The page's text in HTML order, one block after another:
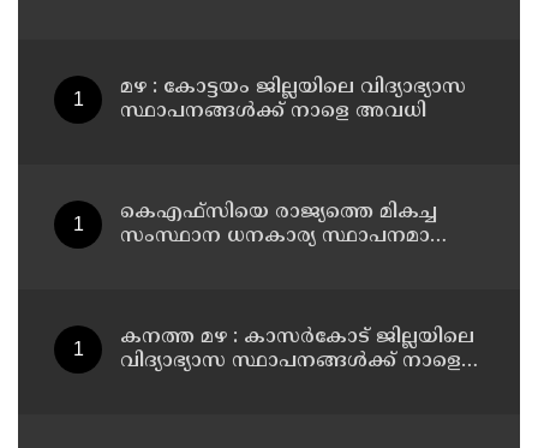
മഴ : കോട്ടയം ജില്ലയിലെ വിദ്യാഭ്യാസ
സ്ഥാപനങ്ങൾക്ക് നാളെ അവധി
കെഎഫ്‌സിയെ രാജ്യത്തെ മികച്ച
സംസ്ഥാന ധനകാര്യ സ്ഥാപനമാക്കും:
കനത്ത മഴ : കാസർകോട് ജില്ലയിലെ
വിദ്യാഭ്യാസ സ്ഥാപനങ്ങൾക്ക് നാളെ